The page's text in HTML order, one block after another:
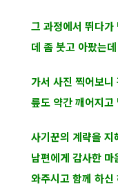
그 과정에서 뛰다가
데 좀 붓고 아팠는
가서 사진 찍어보
릎도 약간 깨어지고
사기꾼의 계략을
남편에게 감사한
와주시고 함께 하